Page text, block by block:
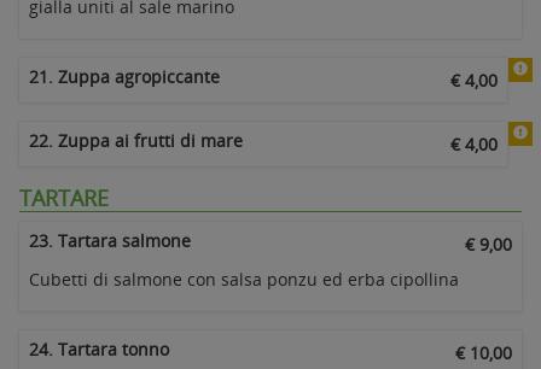
gialla uniti al sale marino
21. Zuppa agropiccante € 4,00
22. Zuppa ai frutti di mare € 4,00
TARTARE
23. Tartara salmone
€ 9,00
Cubetti di salmone con salsa ponzu ed erba cipollina
24. Tartara tonno
€ 10,00